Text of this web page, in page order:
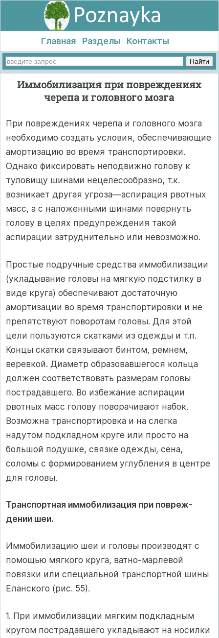
Главная Разделы Контакты
Иммобилизация при повреждениях
черепа и головного мозга
При повреждениях черепа и головного мозга
необходимо создать условия, обеспечивающие
амортизацию во время транспортировки.
Однако фиксировать неподвижно голову к
туловищу шинами нецелесообразно, т.к.
возникает другая угроза—аспирация рвотных
масс, а с на­ложенными шинами повернуть
голову в целях предупреждения такой
аспирации затруднительно или невозможно.
Простые подручные сред­ства иммобилизации
(укладывание головы на мягкую подстилку в
виде круга) обеспечивают достаточную
амортизации во время транспорти­ровки и не
препятствуют поворотам головы. Для этой
цели пользуются скатками из одежды и т.п.
Концы скатки связывают бинтом, ремнем,
веревкой. Диаметр образовавшегося кольца
должен соответствовать раз­мерам головы
пострадавшего. Во избежание аспирации
рвотных масс голову поворачивают набок.
Возможна транспортировка и на слегка
надутом подкладном круге или просто на
большой подушке, связке одеж­ды, сена,
соломы с формированием углубления в центре
для головы.
Транспортная иммобилизация при повреж­
дении шеи.
Иммобилизацию шеи и головы производят с
по­мощью мягкого круга, ватно-марлевой
повязки или специальной транспортной шины
Еланского (рис. 55).
1. При иммобилизации мягким подкладным
кругом пострадав­шего укладывают на носилки